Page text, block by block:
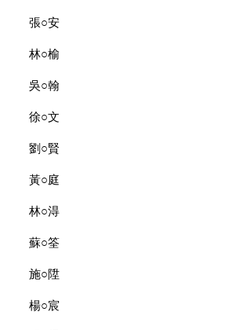
張○安
林○榆
吳○翰
徐○文
劉○賢
黃○庭
林○淂
蘇○筌
施○陞
楊○宸